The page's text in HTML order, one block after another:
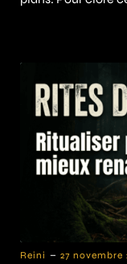
Reini - 27 novembre